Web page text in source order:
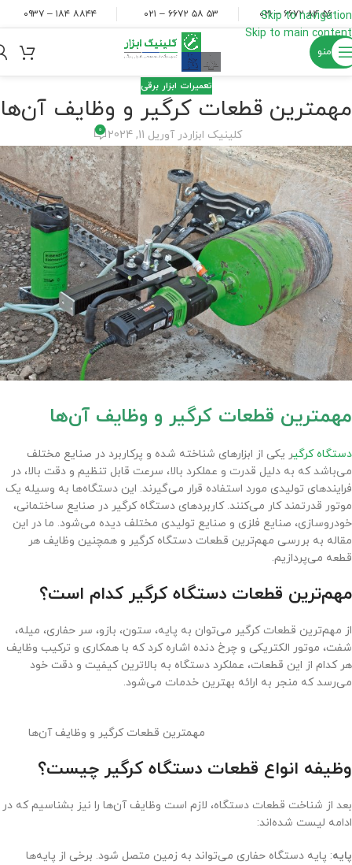
Skip to navigation
Skip to main content
۵۶ ۸۴ ۶۶۷۲ – ۰۲۱ ۵۳ ۵۸ ۶۶۷۲ – ۰۲۱ ۸۸۴۴ ۱۸۴ – ۰۹۳۷
منو
تعمیرات ابزار برقی
مهمترین قطعات کرگیر و وظایف آن‌ها
کلینیک ابزاردر آوریل 11, 2024 0
مهمترین قطعات کرگیر و وظایف آن‌ها
دستگاه کرگیر یکی از ابزارهای شناخته شده و پرکاربرد در صنایع مختلف
می‌باشد که به دلیل قدرت و عملکرد بالا، سرعت قابل تنظیم و دقت بالا، در
فرایندهای تولیدی مورد استفاده قرار می‌گیرند. این دستگاه‌ها به وسیله یک
موتور قدرتمند کار می‌کنند. کاربردهای دستگاه کرگیر در صنایع ساختمانی،
خودروسازی، صنایع فلزی و صنایع تولیدی مختلف دیده می‌شود. ما در این
مقاله به بررسی مهم‌ترین قطعات دستگاه کرگیر و همچنین وظایف هر
قطعه می‌پردازیم.
مهم‌ترین قطعات دستگاه کرگیر کدام است؟
از مهم‌ترین قطعات کرگیر می‌توان به پایه، ستون، بازو، سر حفاری، میله،
شفت، موتور الکتریکی و چرخ دنده اشاره کرد که با همکاری و ترکیب وظایف
هر کدام از این قطعات، عملکرد دستگاه به بالاترین کیفیت و دقت خود
می‌رسد که منجر به ارائه بهترین خدمات می‌شود.
مهمترین قطعات کرگیر و وظایف آن‌ها
وظیفه انواع قطعات دستگاه کرگیر چیست؟
بعد از شناخت قطعات دستگاه، لازم است وظایف آن‌ها را نیز بشناسیم که در
ادامه لیست شده‌اند:
پایه: پایه دستگاه حفاری می‌تواند به زمین متصل شود. برخی از پایه‌ها